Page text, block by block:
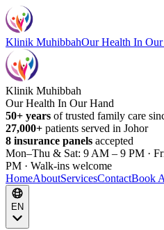
Klinik MuhibbahOur Health In
Klinik Muhibbah
Our Health In Our Hand
50+ years of trusted family care
27,000+ patients served in Johor
8 insurance panels accepted
Mon–Thu & Sat: 9 AM – 9 PM ·
PM · Walk-ins welcome
HomeAboutServicesContactBook
EN